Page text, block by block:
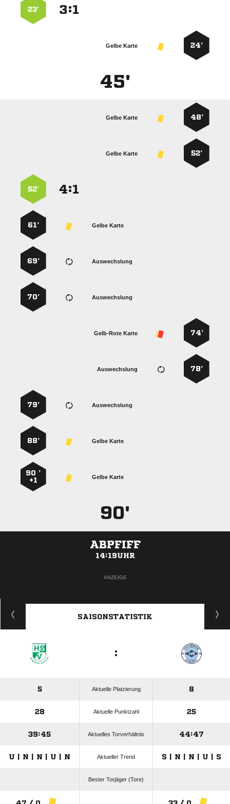
:
23’
24’
Gelbe Karte
45'
48’
Gelbe Karte
52’
Gelbe Karte
:
52’
Gelbe Karte
61’
Auswechslung
69’
Auswechslung
70’
74’
Gelb-Rote Karte
78’
Auswechslung
Auswechslung
79’
Gelbe Karte
88’
Gelbe Karte
90 ’
+1
90'
ABPFIFF
14:19UHR
ANZEIGE
SAISONSTATISTIK
:
5 Aktuelle Platzierung 8
28 Aktuelle Punktzahl 25
39:45 Aktuelles Torverhältnis 44:47
U | N | N | U | N Aktueller Trend S | N | N | U | S
Bester Torjäger (Tore)